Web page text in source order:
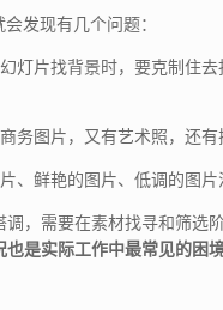
发现有几个问题：
灯片找背景时，要克制住
务图片，又有艺术照，还
、鲜艳的图片、低调的图片
，需要在素材找寻和筛选
也是实际工作中最常见的困